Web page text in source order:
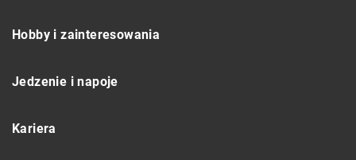
Hobby i zainteresowania
Jedzenie i napoje
Kariera